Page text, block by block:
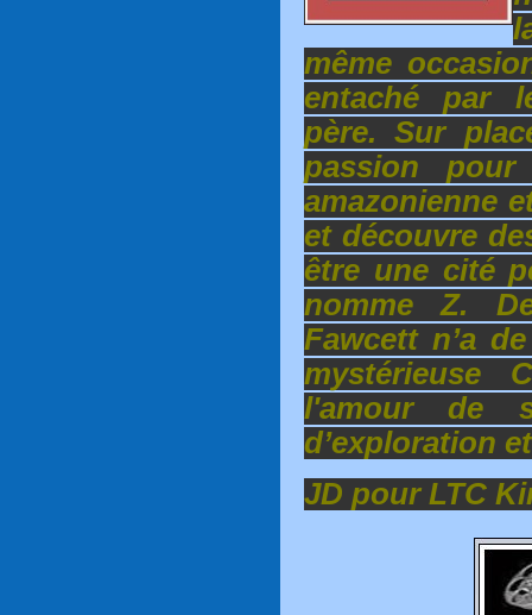
même
entaché par
père. Sur
passion pour
amazonienne
et découvre
être une cité
nomme Z.
Fawcett n’a
mystérieuse
l'amour de
d’exploration
JD pour LTC